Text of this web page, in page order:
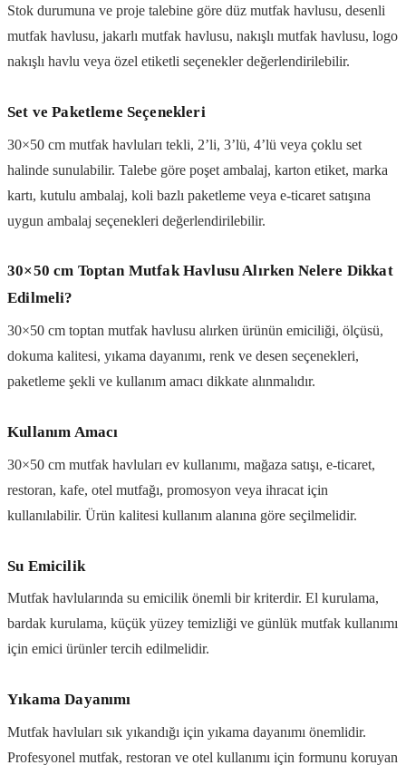
Stok durumuna ve proje talebine göre düz mutfak havlusu, desenli
mutfak havlusu, jakarlı mutfak havlusu, nakışlı mutfak havlusu, logo
nakışlı havlu veya özel etiketli seçenekler değerlendirilebilir.
Set ve Paketleme Seçenekleri
30×50 cm mutfak havluları tekli, 2’li, 3’lü, 4’lü veya çoklu set
halinde sunulabilir. Talebe göre poşet ambalaj, karton etiket, marka
kartı, kutulu ambalaj, koli bazlı paketleme veya e-ticaret satışına
uygun ambalaj seçenekleri değerlendirilebilir.
30×50 cm Toptan Mutfak Havlusu Alırken Nelere Dikkat
Edilmeli?
30×50 cm toptan mutfak havlusu alırken ürünün emiciliği, ölçüsü,
dokuma kalitesi, yıkama dayanımı, renk ve desen seçenekleri,
paketleme şekli ve kullanım amacı dikkate alınmalıdır.
Kullanım Amacı
30×50 cm mutfak havluları ev kullanımı, mağaza satışı, e-ticaret,
restoran, kafe, otel mutfağı, promosyon veya ihracat için
kullanılabilir. Ürün kalitesi kullanım alanına göre seçilmelidir.
Su Emicilik
Mutfak havlularında su emicilik önemli bir kriterdir. El kurulama,
bardak kurulama, küçük yüzey temizliği ve günlük mutfak kullanımı
için emici ürünler tercih edilmelidir.
Yıkama Dayanımı
Mutfak havluları sık yıkandığı için yıkama dayanımı önemlidir.
Profesyonel mutfak, restoran ve otel kullanımı için formunu koruyan